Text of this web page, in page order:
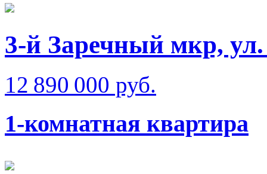
3-й Заречный мкр,
12 890 000 руб.
1-комнатная квартира